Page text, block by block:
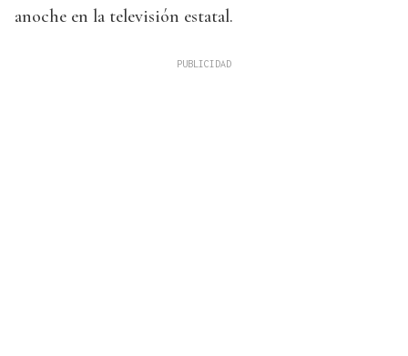
anoche en la televisión estatal.